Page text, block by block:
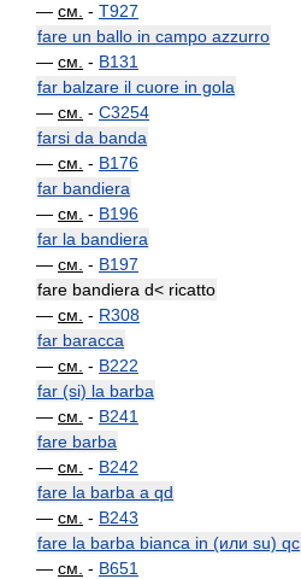
— см. - T927
fare un ballo in campo azzurro
— см. - B131
far balzare il cuore in gola
— см. - C3254
farsi da banda
— см. - B176
far bandiera
— см. - B196
far la bandiera
— см. - B197
fare bandiera d< ricatto
— см. - R308
far baracca
— см. - B222
far (si) la barba
— см. - B241
fare barba
— см. - B242
fare la barba a qd
— см. - B243
fare la barba bianca in (или su) qc
— см. - B651